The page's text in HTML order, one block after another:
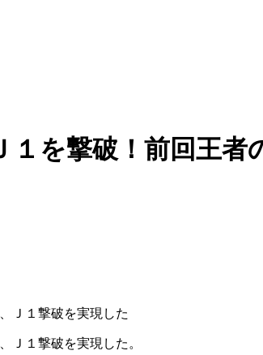
１を撃破！前回王者
Ｊ１撃破を実現した
Ｊ１撃破を実現した。